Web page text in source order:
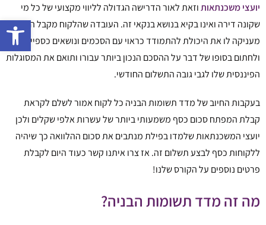
יועצי משכנתאותוזאת לאור הדרישה הגדולה לליווי מקצועי של כל מי
שקונה דירה ואינו בקיא בנושא בנקאי זה. העובדה שהלקוח מקבל הכוונה
מעניקה לו את היכולת להתמודד כראוי עם הסכמים ונושאים כספיים
ולחתום בסופו של דבר על ההסכם הנכון ביותר עבורו ותואם את המסוגלות
הפיננסית שלו לגבי גובה התשלום החודשי.
בעקבות החיוב של מדד תשומות הבניה כל לקוח אמור לשלם לקראת
קבלת המפתח סכום כסף משמעותי ביותר של עשרות אלפי שקלים ולכן
יועצי המשכנתאות שלמדו בפילת מנתבים את סכום ההלוואה כך שיהיה
ללקוחות כסף לבצע תשלום זה. אז צרו איתנו קשר כעוד היום לקבלת
פרטים נוספים על הקורס שלנו!
מה זה מדד תשומות הבניה?